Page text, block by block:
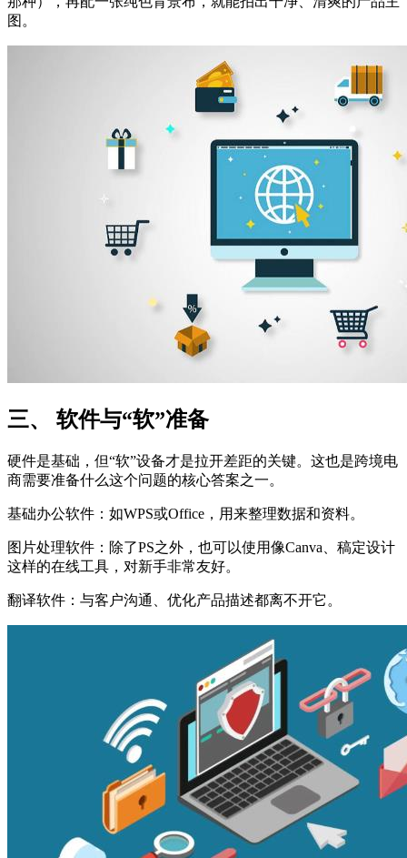
图。
三、 软件与“软”准备
硬件是基础，但“软”设备才是拉开差距的关键。这也是跨境电
商需要准备什么这个问题的核心答案之一。
基础办公软件：如WPS或Office，用来整理数据和资料。
图片处理软件：除了PS之外，也可以使用像Canva、稿定设计
这样的在线工具，对新手非常友好。
翻译软件：与客户沟通、优化产品描述都离不开它。